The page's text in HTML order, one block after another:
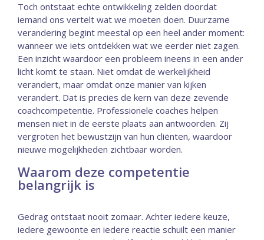
Toch ontstaat echte ontwikkeling zelden doordat
iemand ons vertelt wat we moeten doen. Duurzame
verandering begint meestal op een heel ander moment:
wanneer we iets ontdekken wat we eerder niet zagen.
Een inzicht waardoor een probleem ineens in een ander
licht komt te staan. Niet omdat de werkelijkheid
verandert, maar omdat onze manier van kijken
verandert. Dat is precies de kern van deze zevende
coachcompetentie. Professionele coaches helpen
mensen niet in de eerste plaats aan antwoorden. Zij
vergroten het bewustzijn van hun cliënten, waardoor
nieuwe mogelijkheden zichtbaar worden.
Waarom deze competentie
belangrijk is
Gedrag ontstaat nooit zomaar. Achter iedere keuze,
iedere gewoonte en iedere reactie schuilt een manier